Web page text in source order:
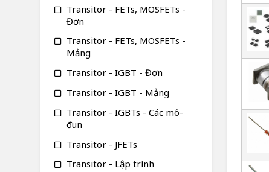
Transitor - FETs, MOSFETs -
Đơn
Transitor - FETs, MOSFETs -
Mảng
Transitor - IGBT - Đơn
Transitor - IGBT - Mảng
Transitor - IGBTs - Các mô-
đun
Transitor - JFETs
Transitor - Lập trình